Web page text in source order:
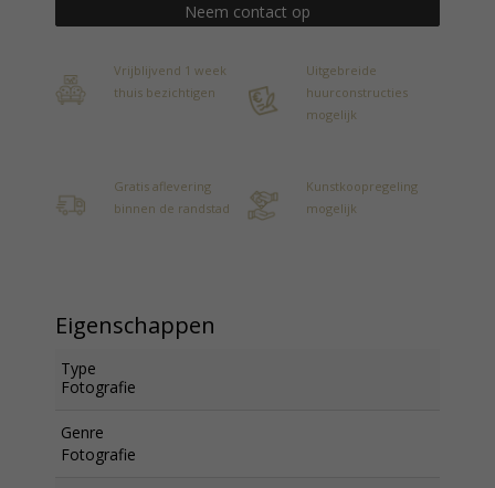
Neem contact op
Vrijblijvend 1 week
thuis bezichtigen
Uitgebreide
huurconstructies
mogelijk
Gratis aflevering
binnen de randstad
Kunstkoopregeling
mogelijk
Eigenschappen
Type
Fotografie
Genre
Fotografie